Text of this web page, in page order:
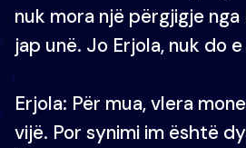
nuk mora një përgjigje
jap unë. Jo Erjola, nuk do
Erjola: Për mua, vlera
vijë. Por synimi im është